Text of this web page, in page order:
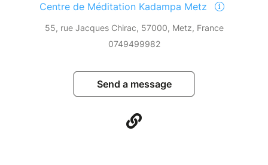
Centre de Méditation Kadampa Metz
55, rue Jacques Chirac, 57000, Metz, France
0749499982
Send a message